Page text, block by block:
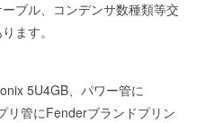
ブル、コンデンサ数種類等交
ます。
5U4GB、パワー管に
管にFenderブランドプリン